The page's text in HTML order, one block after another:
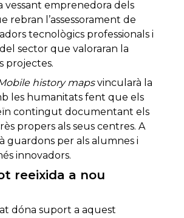
vessant emprenedora dels
rebran l’assessorament de
tecnològics professionals i
sector que valoraran la
projectes.
history mapsvincularà la
les humanitats fent que els
contingut documentant els
propers als seus centres. A
guardons per als alumnes i
innovadors.
reeixida a nou
dóna suport a aquest